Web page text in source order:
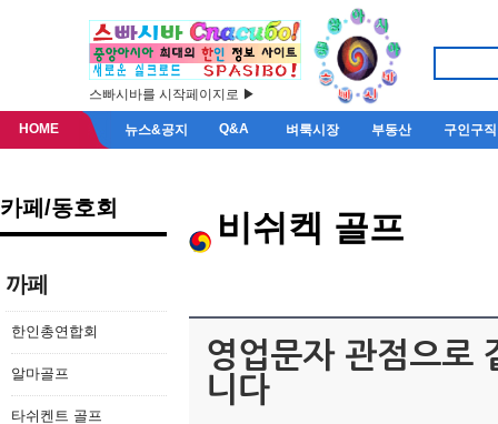
스빠시바를 시작페이지로 ▶
HOME 뉴스&공지 Q&A 벼룩시장 부동산 구인구직
카페/동호회
까페
한인총연합회
알마골프
타쉬켄트 골프
비쉬켁 골프
영업문자 관점으로
니다